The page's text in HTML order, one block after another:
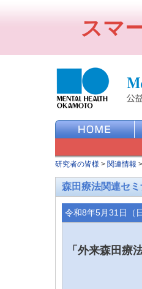
スマ
研究者の皆様 > 関連情報 >
森田療法関連セ
令和8年5月31日（日
「外来森田療